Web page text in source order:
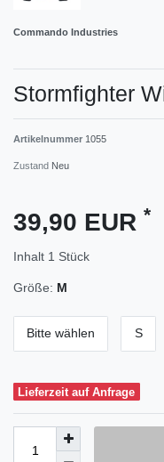
Commando Industries
Stormfighter
Artikelnummer 1055
Zustand Neu
39,90 EUR *
Inhalt 1 Stück
Größe: M
Bitte wählen S
Lieferzeit auf Anfrage